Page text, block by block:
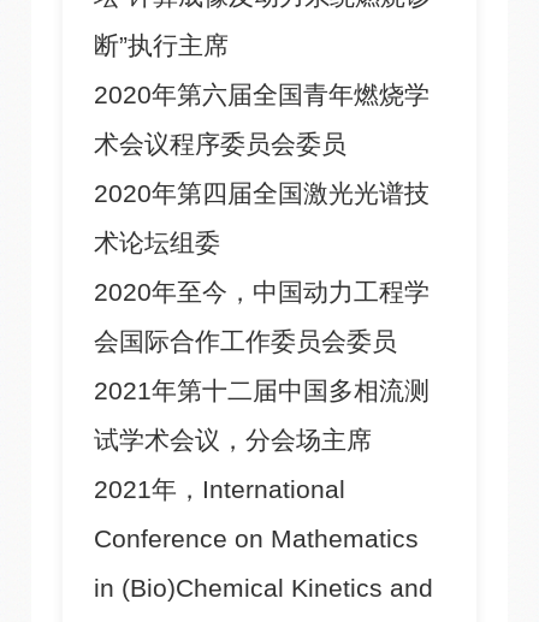
断”执行主席
2020年第六届全国青年燃烧学
术会议程序委员会委员
2020年第四届全国激光光谱技
术论坛组委
2020年至今，中国动力工程学
会国际合作工作委员会委员
2021年第十二届中国多相流测
试学术会议，分会场主席
2021年，International
Conference on Mathematics
in (Bio)Chemical Kinetics and